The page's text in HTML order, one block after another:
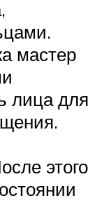
мастер
лица для
этого